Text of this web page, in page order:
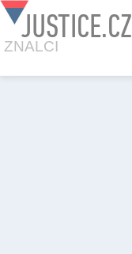
JUSTICE.CZ
ZNALCI